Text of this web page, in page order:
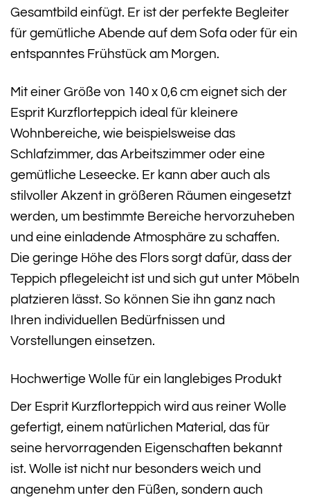
Gesamtbild einfügt. Er ist der perfekte Begleiter
für gemütliche Abende auf dem Sofa oder für ein
entspanntes Frühstück am Morgen.
Mit einer Größe von 140 x 0,6 cm eignet sich der
Esprit Kurzflorteppich ideal für kleinere
Wohnbereiche, wie beispielsweise das
Schlafzimmer, das Arbeitszimmer oder eine
gemütliche Leseecke. Er kann aber auch als
stilvoller Akzent in größeren Räumen eingesetzt
werden, um bestimmte Bereiche hervorzuheben
und eine einladende Atmosphäre zu schaffen.
Die geringe Höhe des Flors sorgt dafür, dass der
Teppich pflegeleicht ist und sich gut unter Möbeln
platzieren lässt. So können Sie ihn ganz nach
Ihren individuellen Bedürfnissen und
Vorstellungen einsetzen.
Hochwertige Wolle für ein langlebiges Produkt
Der Esprit Kurzflorteppich wird aus reiner Wolle
gefertigt, einem natürlichen Material, das für
seine hervorragenden Eigenschaften bekannt
ist. Wolle ist nicht nur besonders weich und
angenehm unter den Füßen, sondern auch